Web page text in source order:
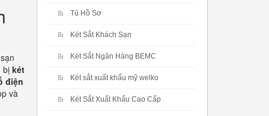
bị két
điện
và
Tủ Hồ Sơ
Két Sắt Khách Sạn
Két Sắt Ngân Hàng BEMC
Két sắt xuất khẩu mỹ welko
Két Sắt Xuất Khẩu Cao Cấp